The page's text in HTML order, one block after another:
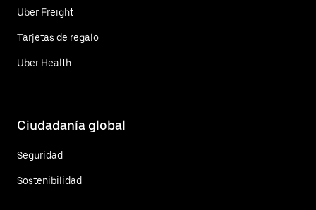
Uber Freight
Tarjetas de regalo
Uber Health
Ciudadanía global
Seguridad
Sostenibilidad